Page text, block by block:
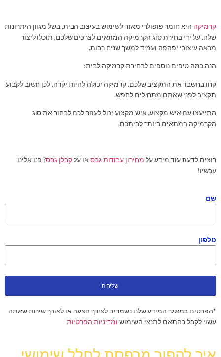
קרמיקה היא חומר פופולרי מאוד לשימוש בעיצוב הבית, בשל מגוון היתרונות
שלה. על ידי בחירת סוג הקרמיקה המתאים לצרכים שלכם, תוכלו ליצור
מראה עיצובי יפהפה ועמיד למשך שנים רבות.
הנה כמה טיפים נוספים לבחירת קרמיקה לבית:
קחו בחשבון את התקציב שלכם. קרמיקה יכולה להיות יקרה, לכן חשוב לקבוע
תקציב לפני שאתם מתחילים לחפש.
התייעצו עם איש מקצוע. איש מקצוע יכול לעזור לכם לבחור את סוג
הקרמיקה המתאים ביותר לביתכם.
רוצים לדעת עוד מידע על מחירון עבודות גבס או עלקבלן גבס? פנו אלינו
עכשיו!
שם
טלפון
שליחה
*הפרטים במאגר המידע שלנו נשמרים לצורך הצעה או לצורך שירות שאתה
עשוי לקבל בהתאם לתנאי השימוש ומדיניות הפרטיות